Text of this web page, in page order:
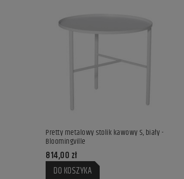
Pretty metalowy stolik kawowy S, biały -
Bloomingville
814,00 zł
DO KOSZYKA